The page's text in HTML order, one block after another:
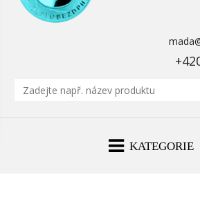
KATEGORIE